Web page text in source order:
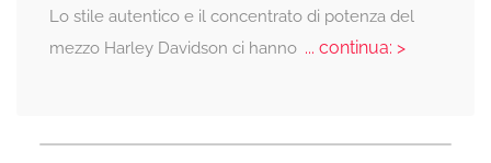
Lo stile autentico e il concentrato di potenza del
mezzo Harley Davidson ci hanno... continua: >